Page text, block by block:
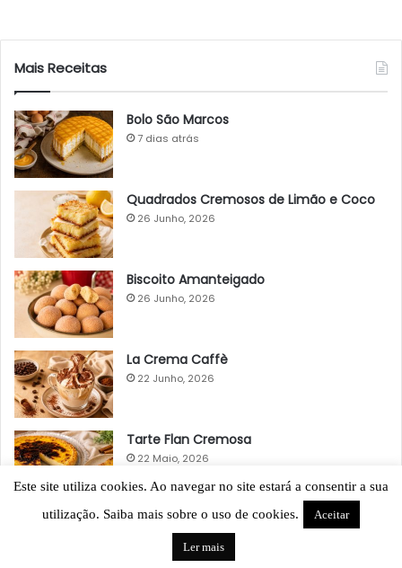
Mais Receitas
Bolo São Marcos
7 dias atrás
Quadrados Cremosos de Limão e Coco
26 Junho, 2026
Biscoito Amanteigado
26 Junho, 2026
La Crema Caffè
22 Junho, 2026
Tarte Flan Cremosa
22 Maio, 2026
Este site utiliza cookies. Ao navegar no site estará a consentir a sua
utilização. Saiba mais sobre o uso de cookies.
Aceitar
Ler mais